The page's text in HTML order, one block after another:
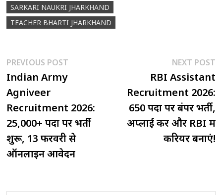
SARKARI NAUKRI JHARKHAND
TEACHER BHARTI JHARKHAND
Post
navigation
PREVIOUS POSTPrevious
post:
Indian Army
Agniveer
Recruitment 2026:
25,000+ पदों पर भर्ती
शुरू, 13 फरवरी से
ऑनलाइन आवेदन
NEXT POST
RBI Assistant
Recruitment 2026:
650 पदों पर बंपर भर्ती,
अप्लाई करें और RBI में
करियर बनाएं!